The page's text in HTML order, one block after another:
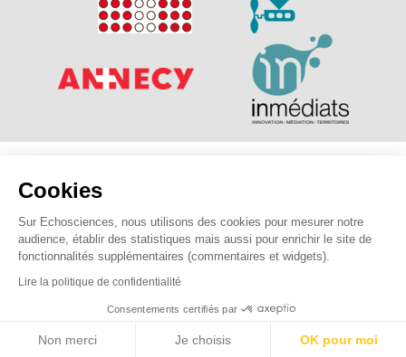
Cookies
Sur Echosciences, nous utilisons des cookies pour mesurer notre
audience, établir des statistiques mais aussi pour enrichir le site de
fonctionnalités supplémentaires (commentaires et widgets).
Lire la politique de confidentialité
Consentements certifiés par
Non merci Je choisis OK pour moi
Savoie Mont Blanc est le réseau social des amateurs de
Pour nous contacter :contact@echosciences-savoie-mont-
blanc.fr
Mentions légales|Politique de confidentialité
Ligne éditoriale